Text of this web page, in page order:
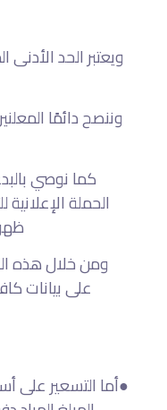
ويعتبر الحد
كما نوصي
الحملة
ومن خلال هذه
على بيانات
●أما التسعير على